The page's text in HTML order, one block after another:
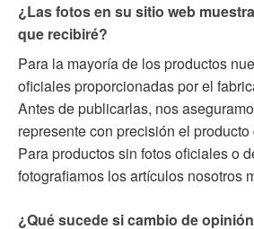
¿Las fotos en su sitio web
que recibiré?
Para la mayoría de los productos
oficiales proporcionadas por el
Antes de publicarlas, nos
represente con precisión el
Para productos sin fotos oficiales o
fotografiamos los artículos nosotros
¿Qué sucede si cambio de